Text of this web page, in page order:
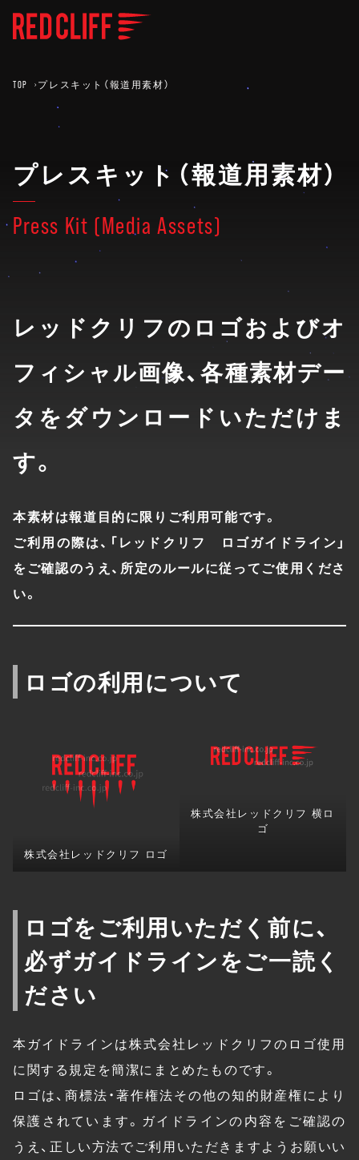
TOP プレスキット（報道用素材）
プレスキット（報道用素材）
Press Kit (Media Assets)
レッドクリフのロゴおよびオ
フィシャル画像、各種素材デー
タをダウンロードいただけま
す。
本素材は報道目的に限りご利用可能です。
ご利用の際は、「レッドクリフ ロゴガイドライン」
をご確認のうえ、所定のルールに従ってご使用くださ
い。
ロゴの利用について
株式会社レッドクリフ ロゴ
株式会社レッドクリフ 横ロ
ゴ
ロゴをご利用いただく前に、
必ずガイドラインをご一読く
ださい
本ガイドラインは株式会社レッドクリフのロゴ使用
に関する規定を簡潔にまとめたものです。
ロゴは、商標法・著作権法その他の知的財産権により
保護されています。ガイドラインの内容をご確認の
うえ、正しい方法でご利用いただきますようお願いい